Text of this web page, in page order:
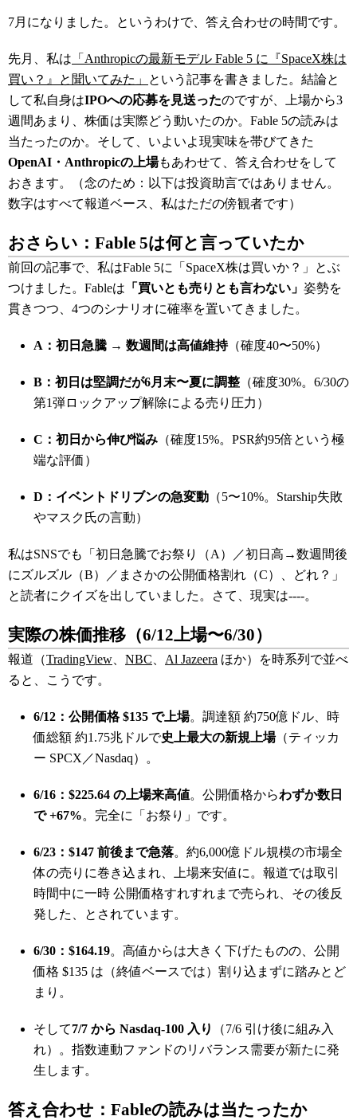
7月になりました。というわけで、答え合わせの時間です。
先月、私は 「Anthropicの最新モデル Fable 5 に『SpaceX株は
買い？』と聞いてみた」
という記事を書きました。結論と
して私自身はIPOへの応募を見送ったのですが、上場から3
週間あまり、株価は実際どう動いたのか。Fable 5の読みは
当たったのか。そして、いよいよ現実味を帯びてきた
OpenAI・Anthropicの上場もあわせて、答え合わせをして
おきます。（念のため：以下は投資助言ではありません。
数字はすべて報道ベース、私はただの傍観者です）
おさらい：Fable 5は何と言っていたか
前回の記事で、私はFable 5に「SpaceX株は買いか？」とぶ
つけました。Fableは 「買いとも売りとも言わない」 姿勢を
貫きつつ、4つのシナリオに確率を置いてきました。
A：初日急騰 → 数週間は高値維持（確度40〜50%）
B：初日は堅調だが6月末〜夏に調整 （確度30%。6/30の
第1弾ロックアップ解除による売り圧力）
C：初日から伸び悩み （確度15%。PSR約95倍という極
端な評価）
D：イベントドリブンの急変動 （5〜10%。Starship失敗
やマスク氏の言動）
私はSNSでも「初日急騰でお祭り（A）／初日高→数週間後
にズルズル（B）／まさかの公開価格割れ（C）、どれ？」
と読者にクイズを出していました。さて、現実は----。
実際の株価推移（6/12上場〜6/30）
報道（TradingView NBC Al Jazeera ほか）を時系列で並べ
ると、こうです。
6/12：公開価格 $135 で上場。調達額 約750億ドル、時
価総額 約1.75兆ドルで史上最大の新規上場（ティッカ
ー SPCX／Nasdaq）。
6/16：$225.64 の上場来高値。公開価格からわずか数日
で +67%。完全に「お祭り」です。
6/23：$147 前後まで急落。約6,000億ドル規模の市場全
体の売りに巻き込まれ、上場来安値に。報道では取引
時間中に一時 公開価格すれすれまで売られ、その後反
発した、とされています。
6/30：$164.19。高値からは大きく下げたものの、公開
価格 $135 は（終値ベースでは）割り込まずに踏みとど
まり。
そして7/7 から Nasdaq-100 入り
（7/6 引け後に組み入
れ）。指数連動ファンドのリバランス需要が新たに発
生します。
答え合わせ：Fableの読みは当たったか